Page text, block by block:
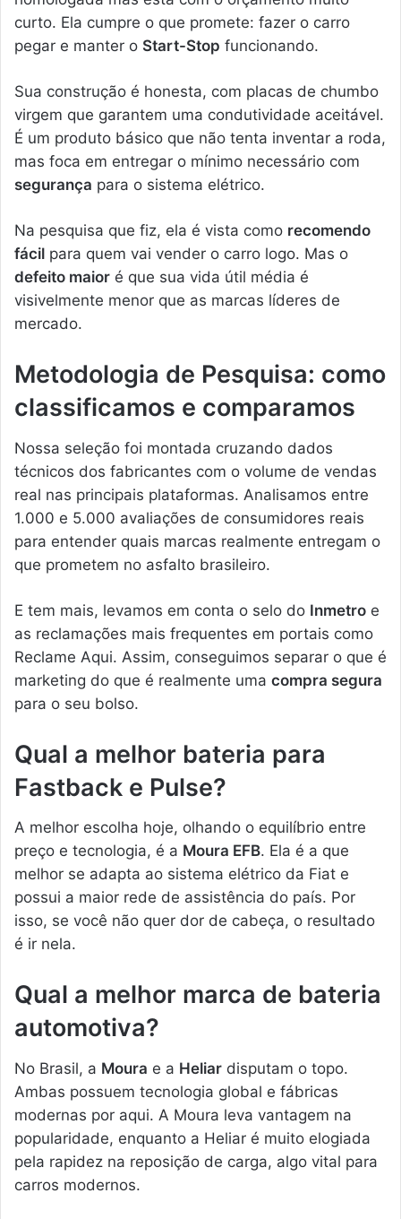
curto. Ela cumpre o que promete: fazer o carro
pegar e manter o Start-Stop funcionando.
Sua construção é honesta, com placas de chumbo
virgem que garantem uma condutividade aceitável.
É um produto básico que não tenta inventar a roda,
mas foca em entregar o mínimo necessário com
segurança para o sistema elétrico.
Na pesquisa que fiz, ela é vista como recomendo
fácil para quem vai vender o carro logo. Mas o
defeito maior é que sua vida útil média é
visivelmente menor que as marcas líderes de
mercado.
Metodologia de Pesquisa: como
classificamos e comparamos
Nossa seleção foi montada cruzando dados
técnicos dos fabricantes com o volume de vendas
real nas principais plataformas. Analisamos entre
1.000 e 5.000 avaliações de consumidores reais
para entender quais marcas realmente entregam o
que prometem no asfalto brasileiro.
E tem mais, levamos em conta o selo do Inmetro e
as reclamações mais frequentes em portais como
Reclame Aqui. Assim, conseguimos separar o que é
marketing do que é realmente uma compra segura
para o seu bolso.
Qual a melhor bateria para
Fastback e Pulse?
A melhor escolha hoje, olhando o equilíbrio entre
preço e tecnologia, é a Moura EFB. Ela é a que
melhor se adapta ao sistema elétrico da Fiat e
possui a maior rede de assistência do país. Por
isso, se você não quer dor de cabeça, o resultado
é ir nela.
Qual a melhor marca de bateria
automotiva?
No Brasil, a Moura e a Heliar disputam o topo.
Ambas possuem tecnologia global e fábricas
modernas por aqui. A Moura leva vantagem na
popularidade, enquanto a Heliar é muito elogiada
pela rapidez na reposição de carga, algo vital para
carros modernos.